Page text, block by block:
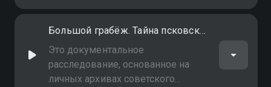
роли в фильме "Полосатый рейс".
почему же, покинув манеж,
любимица публики на долгие
двадцать лет, до самой смерти,
спряталась от всего мира за
Большой грабёж. Тайна псковских сокровищ
Это документальное
расследование, основанное на
личных архивах советского